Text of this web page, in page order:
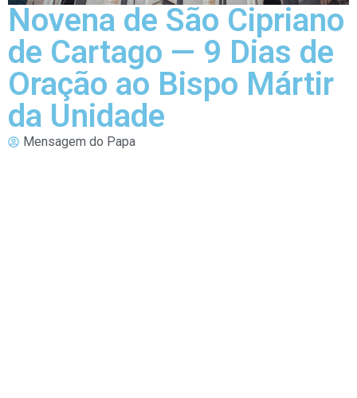
Novena de São Cipriano
de Cartago — 9 Dias de
Oração ao Bispo Mártir
da Unidade
Mensagem do Papa